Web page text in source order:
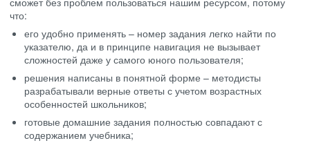
что:
его удобно применять – номер задания легко найти по
указателю, да и в принципе навигация не вызывает
сложностей даже у самого юного пользователя;
решения написаны в понятной форме – методисты
разрабатывали верные ответы с учетом возрастных
особенностей школьников;
готовые домашние задания полностью совпадают с
содержанием учебника;